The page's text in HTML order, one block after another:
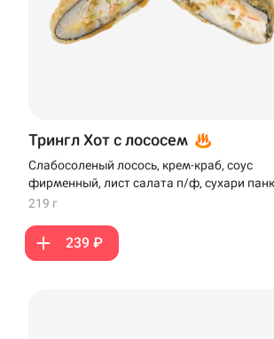
Трингл Хот с лососем
Слабосоленый лосось, крем-краб, соус
фирменный, лист салата п/ф, сухари
сыр плавленый, кляр
219 г
239 ₽